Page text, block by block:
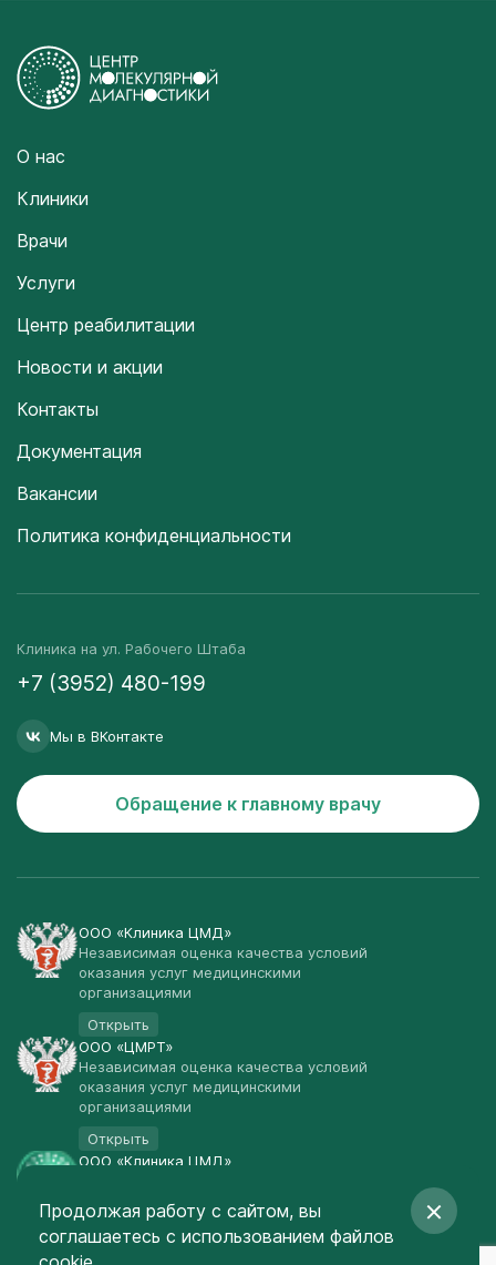
О нас
Клиники
Врачи
Услуги
Центр реабилитации
Новости и акции
Контакты
Документация
Вакансии
Политика конфиденциальности
Клиника на ул. Рабочего Штаба
+7 (3952) 480-199
Мы в ВКонтакте
Обращение к главному врачу
ООО «Клиника ЦМД»
Независимая оценка качества условий
оказания услуг медицинскими
организациями
Открыть
ООО «ЦМРТ»
Независимая оценка качества условий
оказания услуг медицинскими
организациями
Открыть
ООО «Клиника ЦМД»
Открыть
© Клиника ЦМД 2003-2026
Продолжая работу с сайтом, вы
соглашаетесь с использованием файлов